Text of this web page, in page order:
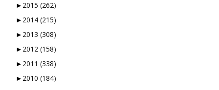
► 2015 (262)
► 2014 (215)
► 2013 (308)
► 2012 (158)
► 2011 (338)
► 2010 (184)